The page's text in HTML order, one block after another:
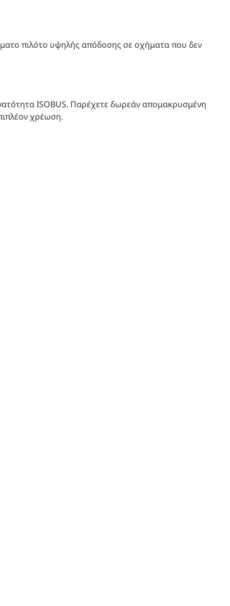
πιλότο υψηλής απόδοσης σε οχήματα που δεν
ISOBUS. Παρέχετε δωρεάν απομακρυσμένη
χρέωση.